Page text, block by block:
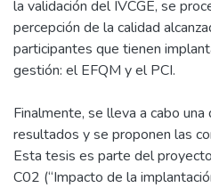
la validación del IVCGE, se
percepción de la calidad
participantes que tienen
gestión: el EFQM y el PCI.
Finalmente, se lleva a cabo
resultados y se proponen las
Esta tesis es parte del
C02 (“Impacto de la